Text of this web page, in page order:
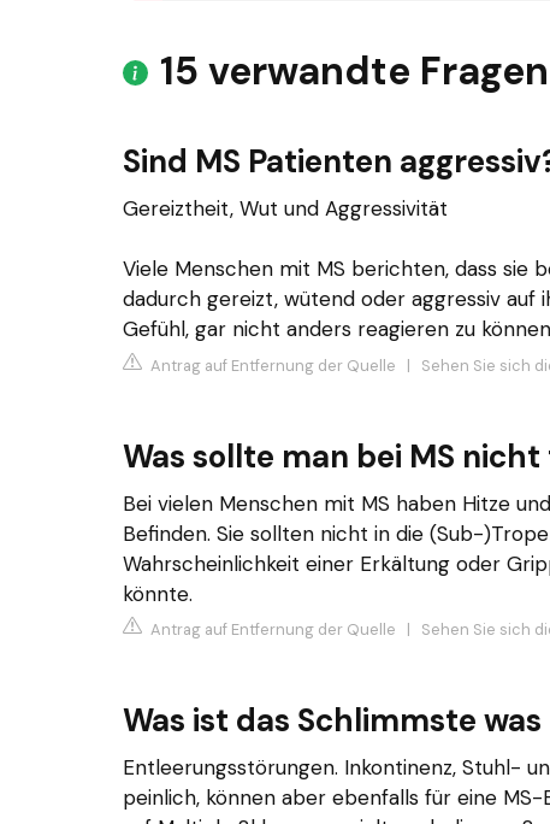
15 verwandte
Sind MS Patienten
Gereiztheit, Wut und Aggressivität
Viele Menschen mit MS berichten, dass sie
dadurch gereizt, wütend oder aggressiv auf
Gefühl, gar nicht anders reagieren zu
Antrag auf Entfernung der Quelle | Sehen Sie sich
Was sollte man bei MS
Bei vielen Menschen mit MS haben Hitze
Befinden. Sie sollten nicht in die (Sub-
Wahrscheinlichkeit einer Erkältung oder
könnte.
Antrag auf Entfernung der Quelle | Sehen Sie sich
Was ist das Schlimmste
Entleerungsstörungen. Inkontinenz, Stuhl-
peinlich, können aber ebenfalls für eine